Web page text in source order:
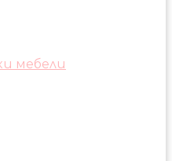
мебели